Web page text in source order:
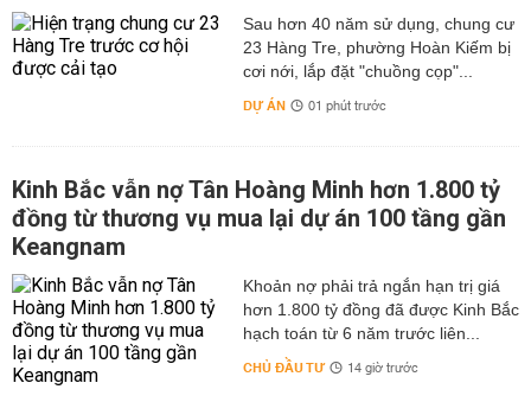
Sau hơn 40 năm sử dụng, chung cư
23 Hàng Tre, phường Hoàn Kiếm bị
cơi nới, lắp đặt "chuồng cọp"...
DỰ ÁN 01 phút trước
Kinh Bắc vẫn nợ Tân Hoàng Minh hơn 1.800 tỷ
đồng từ thương vụ mua lại dự án 100 tầng gần
Keangnam
hơn 1.800 tỷ đồng đã được Kinh Bắc
hạch toán từ 6 năm trước liên...
CHỦ ĐẦU TƯ 14 giờ trước